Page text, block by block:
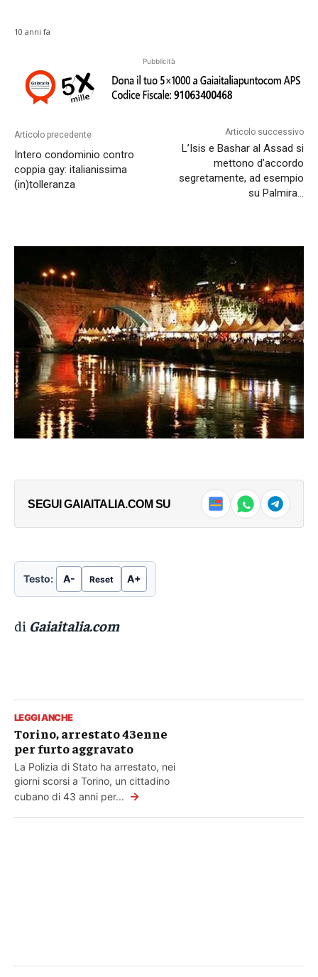
10 anni fa
Pubblicità
Articolo precedente
Intero condominio contro
coppia gay: italianissima
(in)tolleranza
Articolo successivo
L’Isis e Bashar al Assad si
mettono d’accordo
segretamente, ad esempio
su Palmira…
SEGUI GAIAITALIA.COM SU
Testo: A- Reset A+
di Gaiaitalia.com
LEGGI ANCHE
Torino, arrestato 43enne
per furto aggravato
La Polizia di Stato ha arrestato, nei
giorni scorsi a Torino, un cittadino
cubano di 43 anni per... →